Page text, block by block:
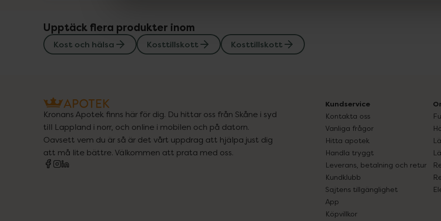
Upptäck flera produkter inom
Kost och hälsa Kosttillskott Kosttillskott
Kronans Apotek finns här för dig. Du hittar oss från Skåne i syd
till Lappland i norr, och online i mobilen och på datorn.
Oavsett vem du är så är det vårt uppdrag att hjälpa just dig
att må lite bättre. Välkommen att prata med oss.
Kundservice
Kontakta oss
Vanliga frågor
Hitta apotek
Handla tryggt
Leverans, betalning och retur
Kundklubb
Sajtens tillgänglighet
App
Köpvillkor